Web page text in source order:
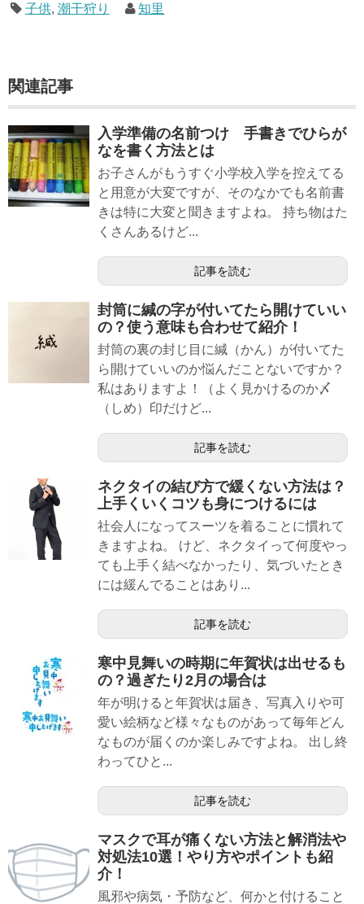
子供, 潮干狩り 知里
関連記事
入学準備の名前つけ 手書きでひらが
なを書く方法とは
お子さんがもうすぐ小学校入学を控えてる
と用意が大変ですが、そのなかでも名前書
きは特に大変と聞きますよね。 持ち物はた
くさんあるけど...
記事を読む
封筒に緘の字が付いてたら開けていい
の？使う意味も合わせて紹介！
封筒の裏の封じ目に緘（かん）が付いてた
ら開けていいのか悩んだことないですか？
私はありますよ！（よく見かけるのか〆
（しめ）印だけど...
記事を読む
ネクタイの結び方で緩くない方法は？
上手くいくコツも身につけるには
社会人になってスーツを着ることに慣れて
きますよね。 けど、ネクタイって何度やっ
ても上手く結べなかったり、気づいたとき
には緩んでることはあり...
記事を読む
寒中見舞いの時期に年賀状は出せるも
の？過ぎたり2月の場合は
年が明けると年賀状は届き、写真入りや可
愛い絵柄など様々なものがあって毎年どん
なものが届くのか楽しみですよね。 出し終
わってひと...
記事を読む
マスクで耳が痛くない方法と解消法や
対処法10選！やり方やポイントも紹
介！
風邪や病気・予防など、何かと付けること